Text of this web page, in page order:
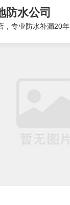
防水公司
，专业防水补漏20年